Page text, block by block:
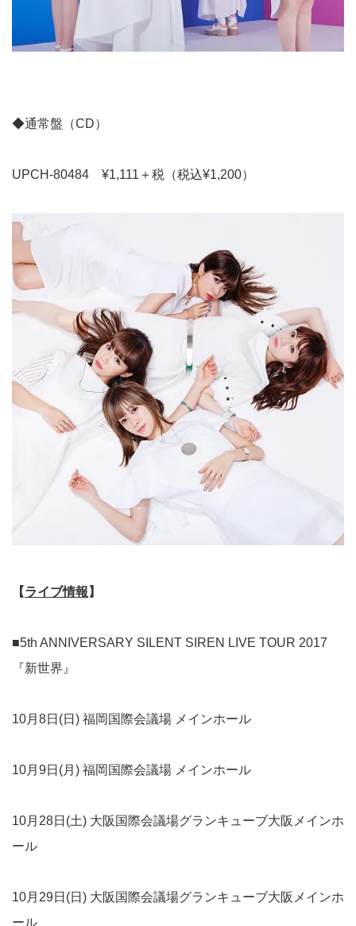
◆通常盤（CD）
UPCH-80484 ¥1,111＋税（税込¥1,200）
【ライブ情報 】
■5th ANNIVERSARY SILENT SIREN LIVE TOUR 2017
『新世界』
10月8日(日) 福岡国際会議場 メインホール
10月9日(月) 福岡国際会議場 メインホール
10月28日(土) 大阪国際会議場グランキューブ大阪メインホ
ール
10月29日(日) 大阪国際会議場グランキューブ大阪メインホ
ール